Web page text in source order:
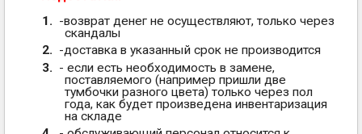
-возврат денег не осуществляют, только через
скандалы
-доставка в указанный срок не производится
- если есть необходимость в замене,
поставляемого (например пришли две
тумбочки разного цвета) только через пол
года, как будет произведена инвентаризация
на складе